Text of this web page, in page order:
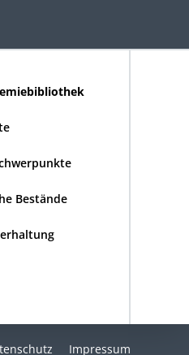
Bestände
Impressum